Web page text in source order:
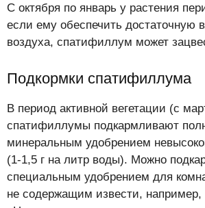
С октября по январь у растения
если ему обеспечить достаточную
воздуха, спатифиллум может
Подкормки спатифиллума
В период активной вегетации (с
спатифиллумы подкармливают
минеральным удобрением
(1-1,5 г на литр воды). Можно
специальным удобрением для
не содержащим извести, например,